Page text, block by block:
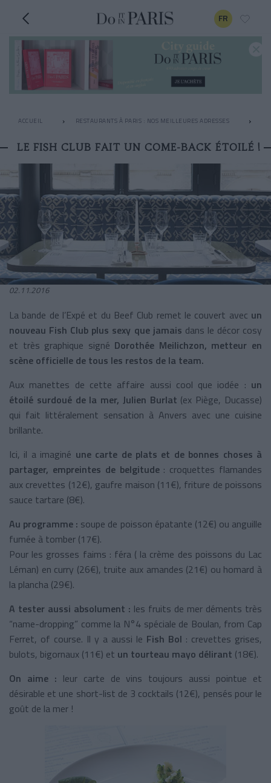
FR
ACCUEIL RESTAURANTS À PARIS : NOS MEILLEURES ADRESSES
LE FISH CLUB FAIT UN COME-BACK ÉTOILÉ !
02.11.2016
La bande de l’Expé et du Beef Club remet le couvert avec un
nouveau Fish Club plus sexy que jamais dans le décor cosy
et très graphique signé Dorothée Meilichzon, metteur en
scène officielle de tous les restos de la team.
Aux manettes de cette affaire aussi cool que iodée : un
étoilé surdoué de la mer, Julien Burlat (ex Piège, Ducasse)
qui fait littéralement sensation à Anvers avec une cuisine
brillante.
Ici, il a imaginé une carte de plats et de bonnes choses à
partager, empreintes de belgitude: croquettes flamandes
aux crevettes (12€), gaufre maison (11€), friture de poissons
sauce tartare (8€).
Au programme : soupe de poisson épatante (12€) ou anguille
fumée à tomber (17€).
Pour les grosses faims : féra ( la crème des poissons du Lac
Léman) en curry (26€), truite aux amandes (21€) ou homard à
la plancha (29€).
A tester aussi absolument : les fruits de mer déments très
“name-dropping” comme la N°4 spéciale de Boulan, from Cap
Ferret, of course. Il y a aussi le Fish Bol : crevettes grises,
bulots, bigornaux (11€) et un tourteau mayo délirant (18€).
On aime : leur carte de vins toujours aussi pointue et
désirable et une short-list de 3 cocktails (12€), pensés pour le
goût de la mer !